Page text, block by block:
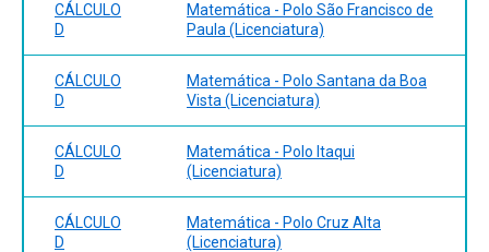
CÁLCULO
D
Matemática - Polo São Francisco de
Paula (Licenciatura)
CÁLCULO
D
Matemática - Polo Santana da Boa
Vista (Licenciatura)
CÁLCULO
D
Matemática - Polo Itaqui
(Licenciatura)
CÁLCULO
D
Matemática - Polo Cruz Alta
(Licenciatura)